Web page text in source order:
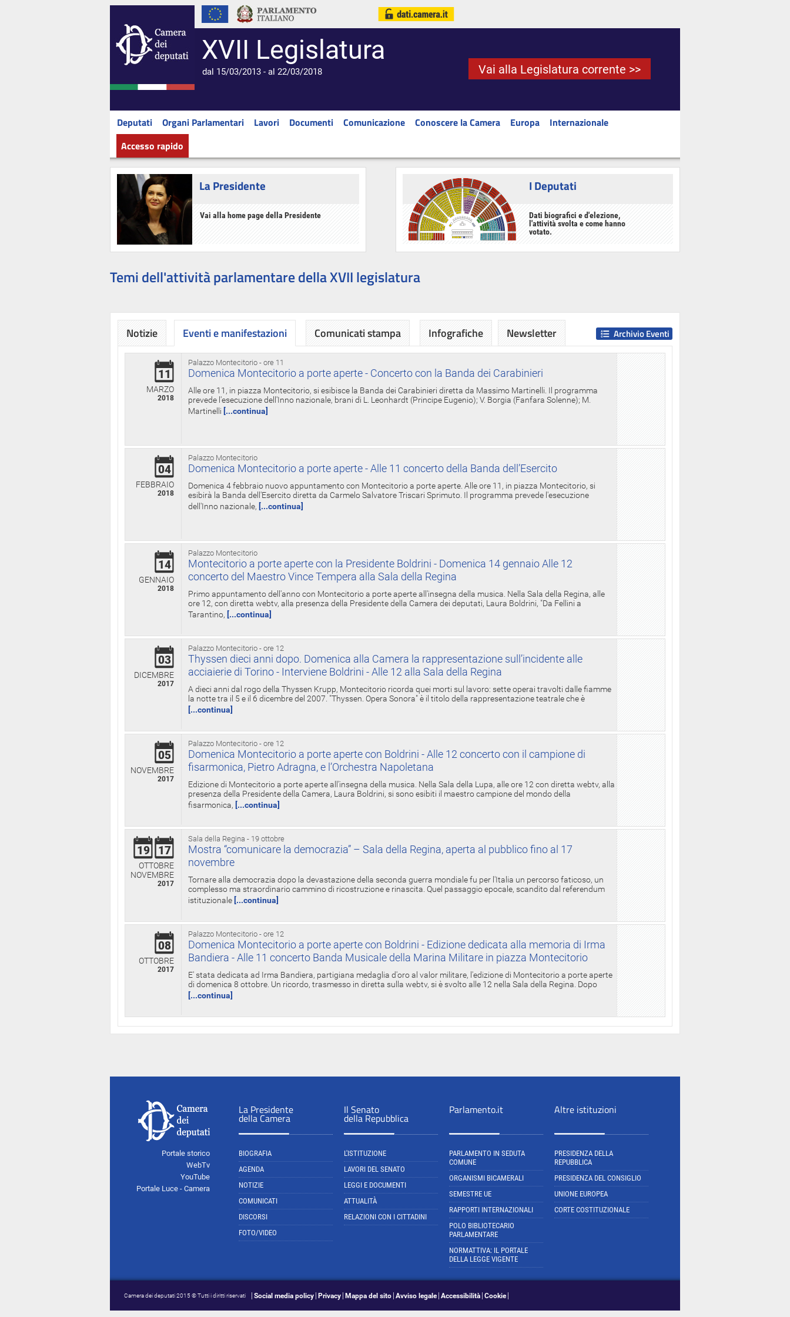
XVII Legislatura
dal 15/03/2013 - al 22/03/2018 Vai alla Legislatura corrente >>
Deputati Organi Parlamentari Lavori Documenti Comunicazione Conoscere la Camera Europa
Internazionale
Accesso rapido
La Presidente
Vai alla home page della Presidente
I Deputati
Dati biografici e d'elezione,
l'attività svolta e come hanno
votato.
Temi dell'attività parlamentare della XVII legislatura
Notizie Eventi e manifestazioni
Palazzo Montecitorio - ore 11
11
MARZO
2018
Domenica Montecitorio a porte aperte - Concerto con la Banda dei Carabinieri
Alle ore 11, in piazza Montecitorio, si esibisce la Banda dei Carabinieri diretta da Massimo Martinelli. Il programma
prevede l'esecuzione dell'Inno nazionale, brani di L. Leonhardt (Principe Eugenio); V. Borgia (Fanfara Solenne); M.
Martinelli [...continua]
Palazzo Montecitorio
04
FEBBRAIO
2018
Domenica Montecitorio a porte aperte - Alle 11 concerto della Banda dell’Esercito
Domenica 4 febbraio nuovo appuntamento con Montecitorio a porte aperte. Alle ore 11, in piazza Montecitorio, si
esibirà la Banda dell'Esercito diretta da Carmelo Salvatore Triscari Sprimuto. Il programma prevede l'esecuzione
dell'Inno nazionale, [...continua]
Palazzo Montecitorio
14
GENNAIO
2018
Montecitorio a porte aperte con la Presidente Boldrini - Domenica 14 gennaio Alle 12
concerto del Maestro Vince Tempera alla Sala della Regina
Primo appuntamento dell'anno con Montecitorio a porte aperte all'insegna della musica. Nella Sala della Regina, alle
ore 12, con diretta webtv, alla presenza della Presidente della Camera dei deputati, Laura Boldrini, "Da Fellini a
Tarantino, [...continua]
Palazzo Montecitorio - ore 12
03
DICEMBRE
2017
Thyssen dieci anni dopo. Domenica alla Camera la rappresentazione sull’incidente alle
acciaierie di Torino - Interviene Boldrini - Alle 12 alla Sala della Regina
A dieci anni dal rogo della Thyssen Krupp, Montecitorio ricorda quei morti sul lavoro: sette operai travolti dalle fiamme
la notte tra il 5 e il 6 dicembre del 2007. "Thyssen. Opera Sonora" è il titolo della rappresentazione teatrale che è
[...continua]
Palazzo Montecitorio - ore 12
05
NOVEMBRE
2017
Domenica Montecitorio a porte aperte con Boldrini - Alle 12 concerto con il campione di
fisarmonica, Pietro Adragna, e l’Orchestra Napoletana
Edizione di Montecitorio a porte aperte all'insegna della musica. Nella Sala della Lupa, alle ore 12 con diretta webtv, alla
presenza della Presidente della Camera, Laura Boldrini, si sono esibiti il maestro campione del mondo della
fisarmonica, [...continua]
Sala della Regina - 19 ottobre
19 17
OTTOBRE
NOVEMBRE
2017
Mostra “comunicare la democrazia” – Sala della Regina, aperta al pubblico fino al 17
novembre
Tornare alla democrazia dopo la devastazione della seconda guerra mondiale fu per l'Italia un percorso faticoso, un
complesso ma straordinario cammino di ricostruzione e rinascita. Quel passaggio epocale, scandito dal referendum
istituzionale [...continua]
Palazzo Montecitorio - ore 12
08
OTTOBRE
2017
Domenica Montecitorio a porte aperte con Boldrini - Edizione dedicata alla memoria di Irma
Bandiera - Alle 11 concerto Banda Musicale della Marina Militare in piazza Montecitorio
E' stata dedicata ad Irma Bandiera, partigiana medaglia d'oro al valor militare, l'edizione di Montecitorio a porte aperte
di domenica 8 ottobre. Un ricordo, trasmesso in diretta sulla webtv, si è svolto alle 12 nella Sala della Regina. Dopo
[...continua]
Archivio Eventi
Comunicati stampa Infografiche Newsletter
Portale storico
WebTv
YouTube
Portale Luce - Camera
La Presidente
della Camera
BIOGRAFIA
AGENDA
NOTIZIE
COMUNICATI
DISCORSI
FOTO/VIDEO
Il Senato
della Repubblica
L'ISTITUZIONE
LAVORI DEL SENATO
LEGGI E DOCUMENTI
ATTUALITÀ
RELAZIONI CON I CITTADINI
Parlamento.it
PARLAMENTO IN SEDUTA
COMUNE
ORGANISMI BICAMERALI
SEMESTRE UE
RAPPORTI INTERNAZIONALI
POLO BIBLIOTECARIO
PARLAMENTARE
NORMATTIVA: IL PORTALE
DELLA LEGGE VIGENTE
Altre istituzioni
PRESIDENZA DELLA
REPUBBLICA
PRESIDENZA DEL CONSIGLIO
UNIONE EUROPEA
CORTE COSTITUZIONALE
Camera dei deputati 2015 © Tutti i diritti riservati Social media policy Privacy Mappa del sito Avviso legale Accessibilità Cookie